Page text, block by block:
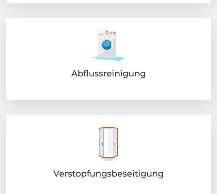
Abflussreinigung
Verstopfungsbeseitigung